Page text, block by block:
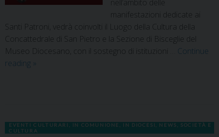
nell’ambito delle
manifestazioni dedicate ai
Santi Patroni, vedrà coinvolti il Luogo della Cultura della
Concattedrale di San Pietro e la Sezione di Bisceglie del
Museo Diocesano, con il sostegno di istituzioni … Continue
reading »
EVENTI CULTURARI IN COMUNIONE IN DIOCESI NEWS
SOCIETÀ E
CULTURA